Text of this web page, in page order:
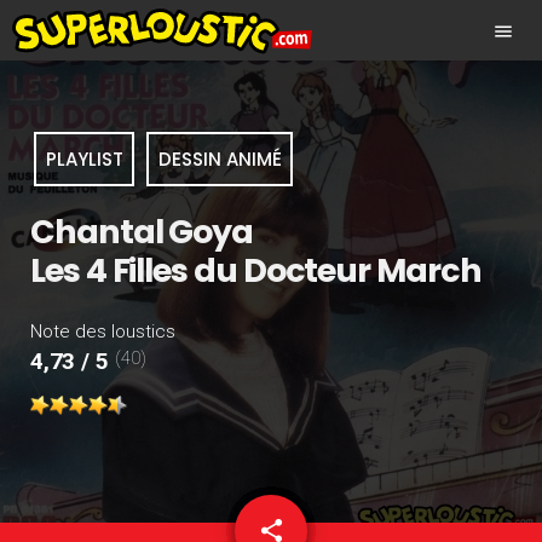
menu
PLAYLIST DESSIN ANIMÉ
Chantal Goya
Les 4 Filles du Docteur March
Note des loustics
4,73 / 5 (40)
share
email